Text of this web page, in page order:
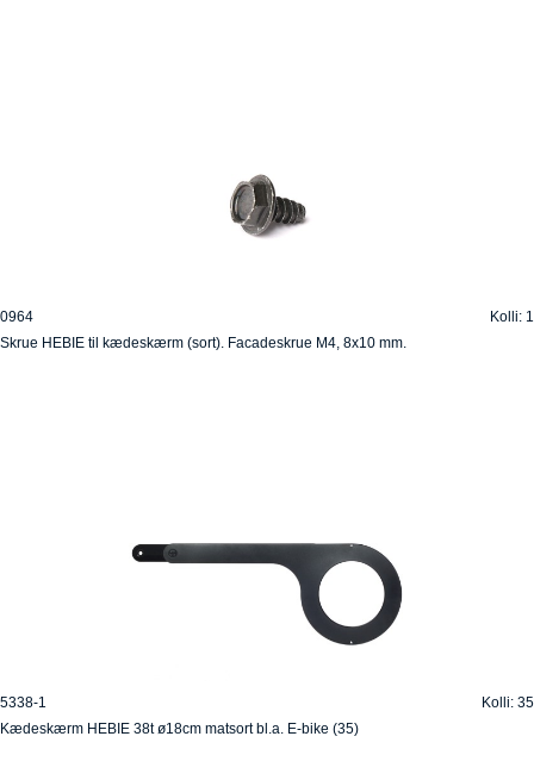
0964
Kolli: 1
Skrue HEBIE til kædeskærm (sort). Facadeskrue M4, 8x10 mm.
5338-1
Kolli: 35
Kædeskærm HEBIE 38t ø18cm matsort bl.a. E-bike (35)